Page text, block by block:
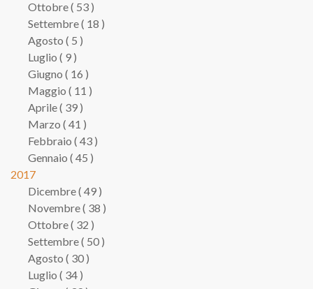
Ottobre ( 53 )
Settembre ( 18 )
Agosto ( 5 )
Luglio ( 9 )
Giugno ( 16 )
Maggio ( 11 )
Aprile ( 39 )
Marzo ( 41 )
Febbraio ( 43 )
Gennaio ( 45 )
2017
Dicembre ( 49 )
Novembre ( 38 )
Ottobre ( 32 )
Settembre ( 50 )
Agosto ( 30 )
Luglio ( 34 )